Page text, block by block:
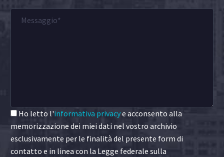
Ho letto l'informativa privacye acconsento alla
memorizzazione dei miei dati nel vostro archivio
esclusivamente per le finalità del presente form di
contatto e in linea con la Legge federale sulla